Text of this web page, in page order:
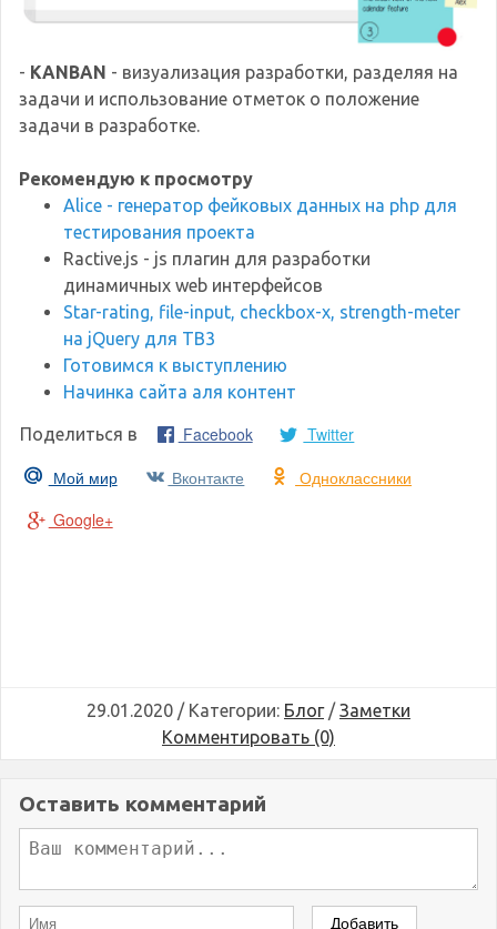
- KANBAN - визуализация разработки, разделяя на
задачи и использование отметок о положение
задачи в разработке.
Рекомендую к просмотру
Alice - генератор фейковых данных на php для
тестирования проекта
Ractive.js - js плагин для разработки
динамичных web интерфейсов
Star-rating, file-input, checkbox-x, strength-meter
на jQuery для TB3
Готовимся к выступлению
Начинка сайта аля контент
Поделиться в Facebook
Twitter
Мой мир
Вконтакте
Одноклассники
Google+
29.01.2020 / Категории: Блог/Заметки
Комментировать (0)
Оставить комментарий
Добавить